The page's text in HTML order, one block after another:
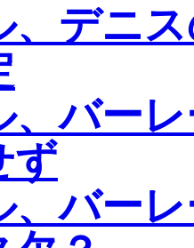
、デニ
、バー
ず
、バー